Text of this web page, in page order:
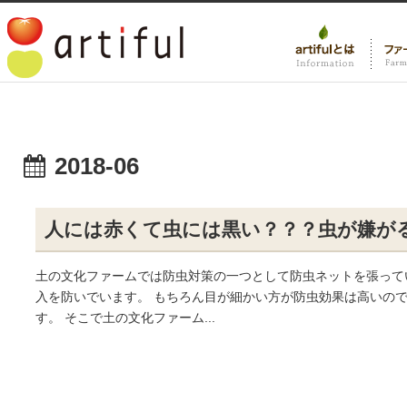
2018-06
人には赤くて虫には黒い？？？虫が嫌が
土の文化ファームでは防虫対策の一つとして防虫ネットを張っ
入を防いでいます。 もちろん目が細かい方が防虫効果は高い
す。 そこで土の文化ファーム...